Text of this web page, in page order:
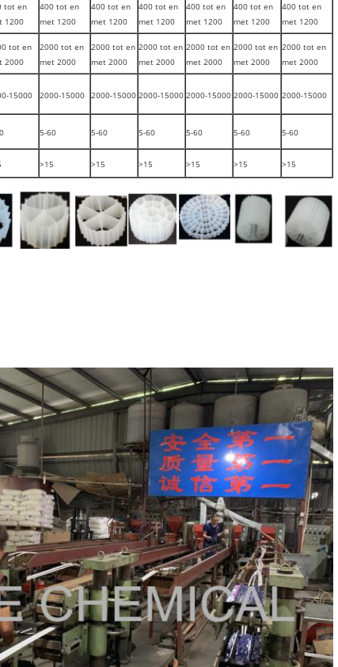
tot en
1200
400 tot en
met 1200
400 tot en
met 1200
400 tot en
met 1200
400 tot en
met 1200
400 tot en
met 1200
400 tot en
met 1200
tot en
2000
2000 tot en
met 2000
2000 tot en
met 2000
2000 tot en
met 2000
2000 tot en
met 2000
2000 tot en
met 2000
2000 tot en
met 2000
15000 2000-15000 2000-15000 2000-15000 2000-15000 2000-15000 2000-15000
5-60 5-60 5-60 5-60 5-60 5-60
>15 >15 >15 >15 >15 >15